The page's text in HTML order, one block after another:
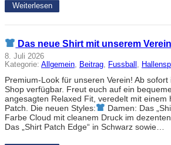
Weiterlesen
Das neue Shirt mit unserem
8. Juli 2026
Kategorie: Allgemein, Beitrag, Fussball ,
Premium-Look für unseren Verein! Ab
Shop verfügbar. Freut euch auf ein
angesagten Relaxed Fit, veredelt mit einem
Patch. Die neuen Styles:
Damen: Das
Farbe Cloud mit cleanem Druck im dezenten
Das „Shirt Patch Edge“ in Schwarz sowie…